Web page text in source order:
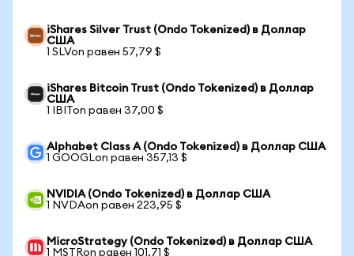
iShares Silver Trust (Ondo Tokenized) в Доллар
США
1 SLVon равен 57,79 $
iShares Bitcoin Trust (Ondo Tokenized) в Доллар
США
1 IBITon равен 37,00 $
Alphabet Class A (Ondo Tokenized) в Доллар США
1 GOOGLon равен 357,13 $
NVIDIA (Ondo Tokenized) в Доллар США
1 NVDAon равен 223,95 $
MicroStrategy (Ondo Tokenized) в Доллар США
1 MSTRon равен 101,71 $